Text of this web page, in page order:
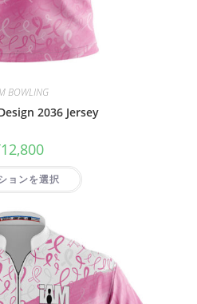
BOWLING
2036 Jersey
12,800
ョンを選択